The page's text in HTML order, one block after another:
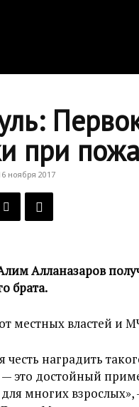
при
ноября 2017
Алланазаров
брата.
местных властей и
наградить
это достойный
многих